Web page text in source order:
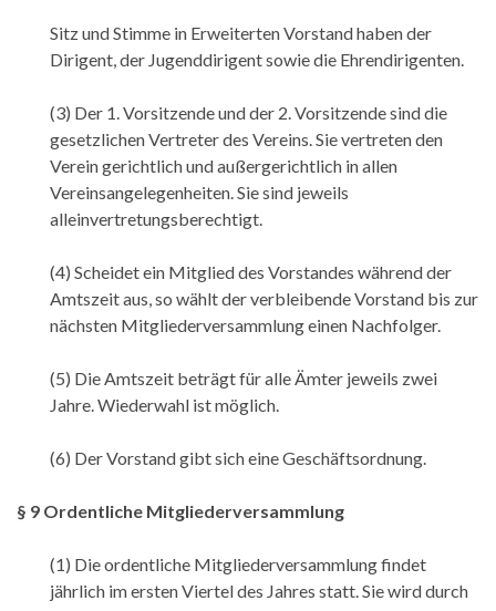
Sitz und Stimme in Erweiterten Vorstand haben der
Dirigent, der Jugenddirigent sowie die Ehrendirigenten.
(3) Der 1. Vorsitzende und der 2. Vorsitzende sind die
gesetzlichen Vertreter des Vereins. Sie vertreten den
Verein gerichtlich und außergerichtlich in allen
Vereinsangelegenheiten. Sie sind jeweils
alleinvertretungsberechtigt.
(4) Scheidet ein Mitglied des Vorstandes während der
Amtszeit aus, so wählt der verbleibende Vorstand bis zur
nächsten Mitgliederversammlung einen Nachfolger.
(5) Die Amtszeit beträgt für alle Ämter jeweils zwei
Jahre. Wiederwahl ist möglich.
(6) Der Vorstand gibt sich eine Geschäftsordnung.
§ 9 Ordentliche Mitgliederversammlung
(1) Die ordentliche Mitgliederversammlung findet
jährlich im ersten Viertel des Jahres statt. Sie wird durch